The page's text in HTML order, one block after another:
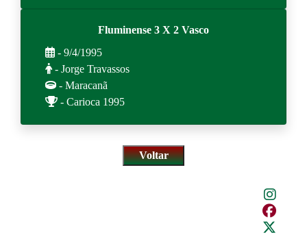
Fluminense 3 X 2 Vasco
- 9/4/1995
- Jorge Travassos
- Maracanã
- Carioca 1995